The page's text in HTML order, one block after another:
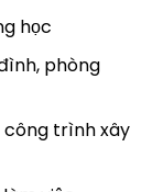
học
phòng
công trình xây